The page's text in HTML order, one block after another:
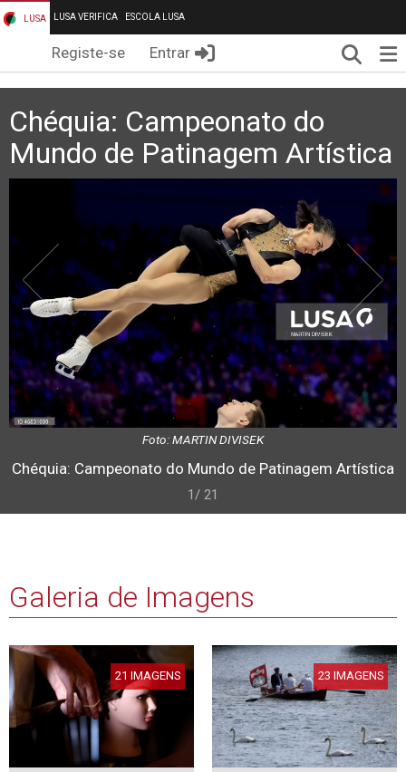
LUSA LUSA VERIFICA ESCOLA LUSA
Registe-se Entrar
Chéquia: Campeonato do
Mundo de Patinagem Artística
Foto: MARTIN DIVISEK
Chéquia: Campeonato do Mundo de Patinagem Artística
1/ 21
Galeria de Imagens
21 IMAGENS 23 IMAGENS